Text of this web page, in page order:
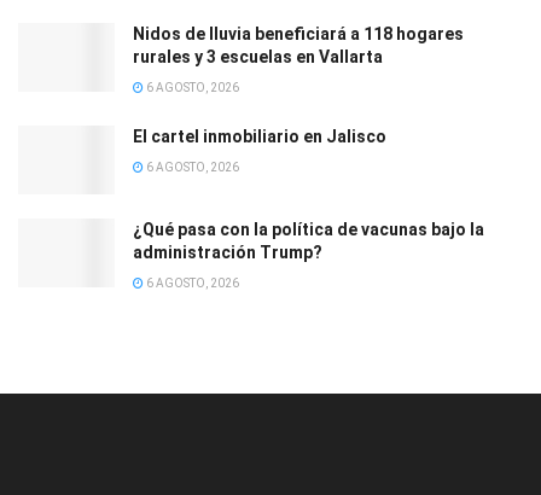
Nidos de lluvia beneficiará a 118 hogares
rurales y 3 escuelas en Vallarta
6 AGOSTO, 2026
El cartel inmobiliario en Jalisco
6 AGOSTO, 2026
¿Qué pasa con la política de vacunas bajo la
administración Trump?
6 AGOSTO, 2026